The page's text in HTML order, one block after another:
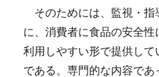
そのためには、監視・指
に、消費者に食品の安全
利用しやすい形で提供し
である。専門的な内容であ